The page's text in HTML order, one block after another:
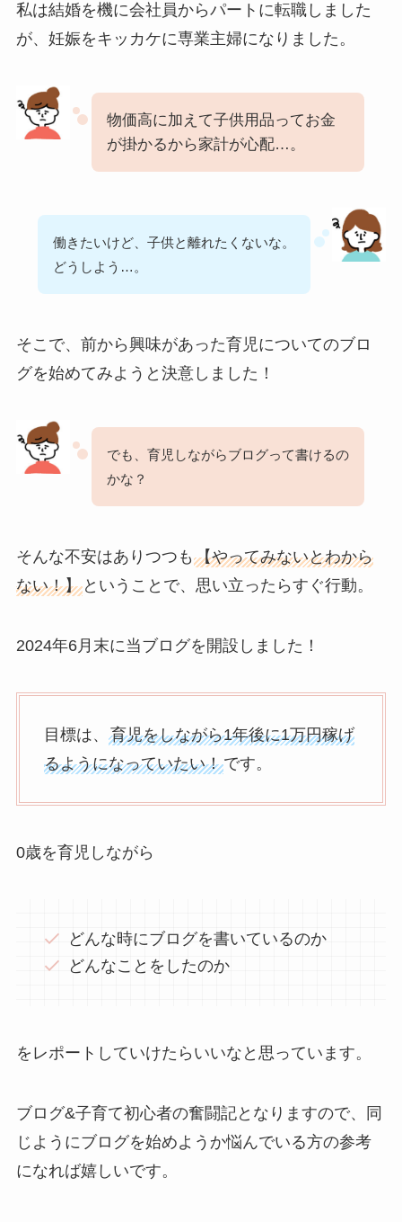
私は結婚を機に会社員からパートに転職しました
が、妊娠をキッカケに専業主婦になりました。
物価高に加えて子供用品ってお金
が掛かるから家計が心配…。
働きたいけど、子供と離れたくないな。
どうしよう…。
そこで、前から興味があった育児についてのブロ
グを始めてみようと決意しました！
でも、育児しながらブログって書けるの
かな？
そんな不安はありつつも 【やってみないとわから
ない！】ということで、思い立ったらすぐ行動。
2024年6月末に当ブログを開設しました！
目標は、 育児をしながら1年後に1万円稼げ
るようになっていたい！です。
0歳を育児しながら
どんな時にブログを書いているのか
どんなことをしたのか
をレポートしていけたらいいなと思っています。
ブログ&子育て初心者の奮闘記となりますので、同
じようにブログを始めようか悩んでいる方の参考
になれば嬉しいです。